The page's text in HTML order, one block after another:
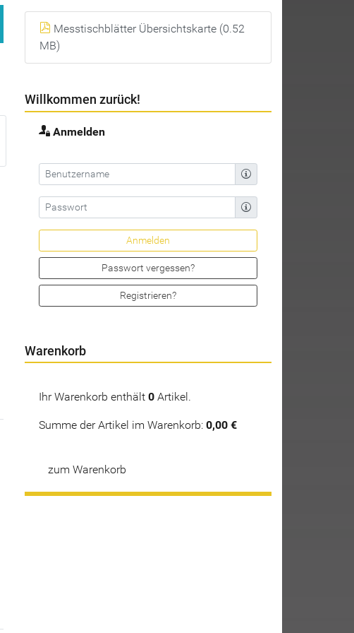
Messtischblätter Übersichtskarte (0.52
MB)
Willkommen zurück!
Anmelden
Passwort vergessen?
Registrieren?
Warenkorb
Ihr Warenkorb enthält 0 Artikel.
Summe der Artikel im Warenkorb: 0,00 €
zum Warenkorb